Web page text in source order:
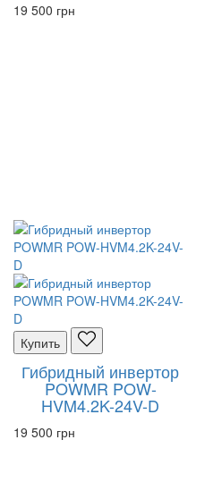
19 500 грн
Купить
Гибридный инвертор
POWMR POW-
HVM4.2K-24V-D
19 500 грн